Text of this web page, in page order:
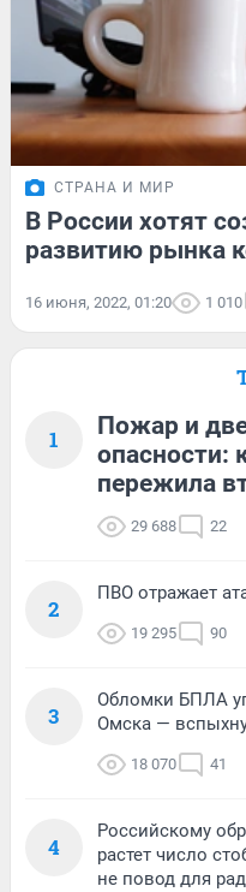
СТРАНА И МИР
В России хотят
развитию рынка
16 июня, 2022, 01:20 1 010
1
Пожар и
опасности:
пережила
29 688 22
2
ПВО отражает
19 295 90
3
Обломки БПЛА
Омска —
18 070 41
4
Российскому
растет число
не повод для